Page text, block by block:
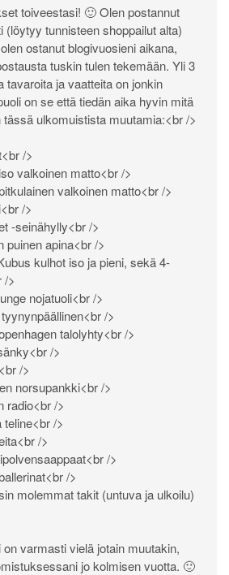
toiveestasi! 🙂 Olen postannut
(löytyy tunnisteen shoppailut alta)
ostanut blogivuosieni aikana,
tuskin tulen tekemään. Yli 3
tavaroita ja vaatteita on jonkin
on se että tiedän aika hyvin mitä
tässä ulkomuistista muutamia:<br />
/>
valkoinen matto<br />
valkoinen matto<br />
/>
-seinähylly<br />
puinen apina<br />
kulhot iso ja pieni, sekä 4-
/>
nojatuoli<br />
/>
talolyhty<br />
/>
/>
norsupankki<br />
radio<br />
/>
/>
/>
/>
molemmat takit (untuva ja ulkoilu)
varmasti vielä jotain muutakin,
jo kolmisen vuotta. 🙂